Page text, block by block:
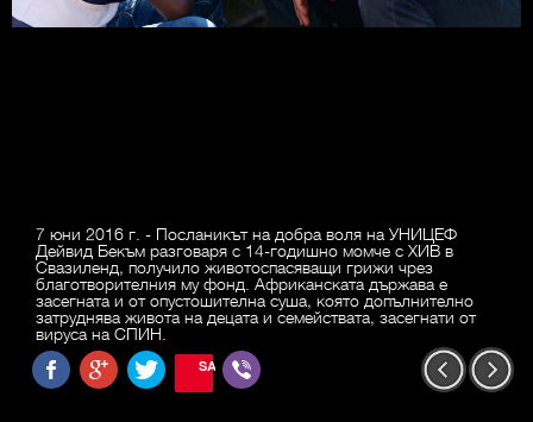
7 юни 2016 г. - Посланикът на добра воля на УНИЦЕФ
Дейвид Бекъм разговаря с 14-годишно момче с ХИВ в
Свазиленд, получило животоспасяващи грижи чрез
благотворителния му фонд. Африканската държава е
засегната и от опустошителна суша, която допълнително
затруднява живота на децата и семействата, засегнати от
вируса на СПИН.
SAVE